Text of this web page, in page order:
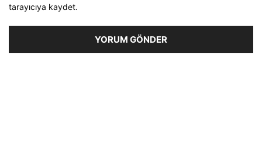
tarayıcıya kaydet.